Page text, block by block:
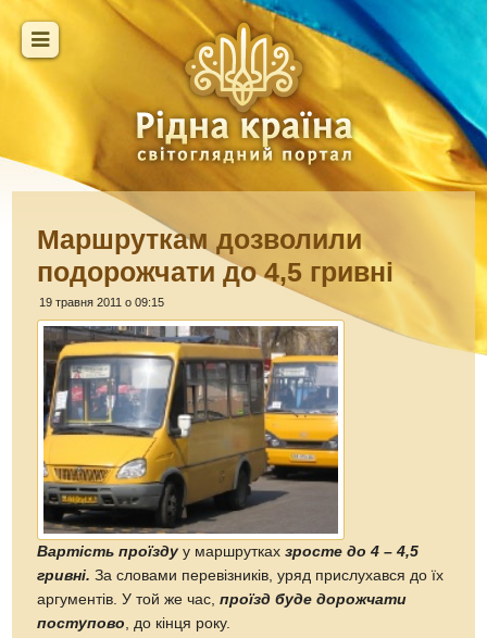
Маршруткам дозволили
подорожчати до 4,5 гривні
19 травня 2011 о 09:15
Вартість проїзду у маршруткахзросте до 4 – 4,5
гривні. За словами перевізників, уряд прислухався до їх
аргументів. У той же час,проїзд буде дорожчати
поступово , до кінця року.